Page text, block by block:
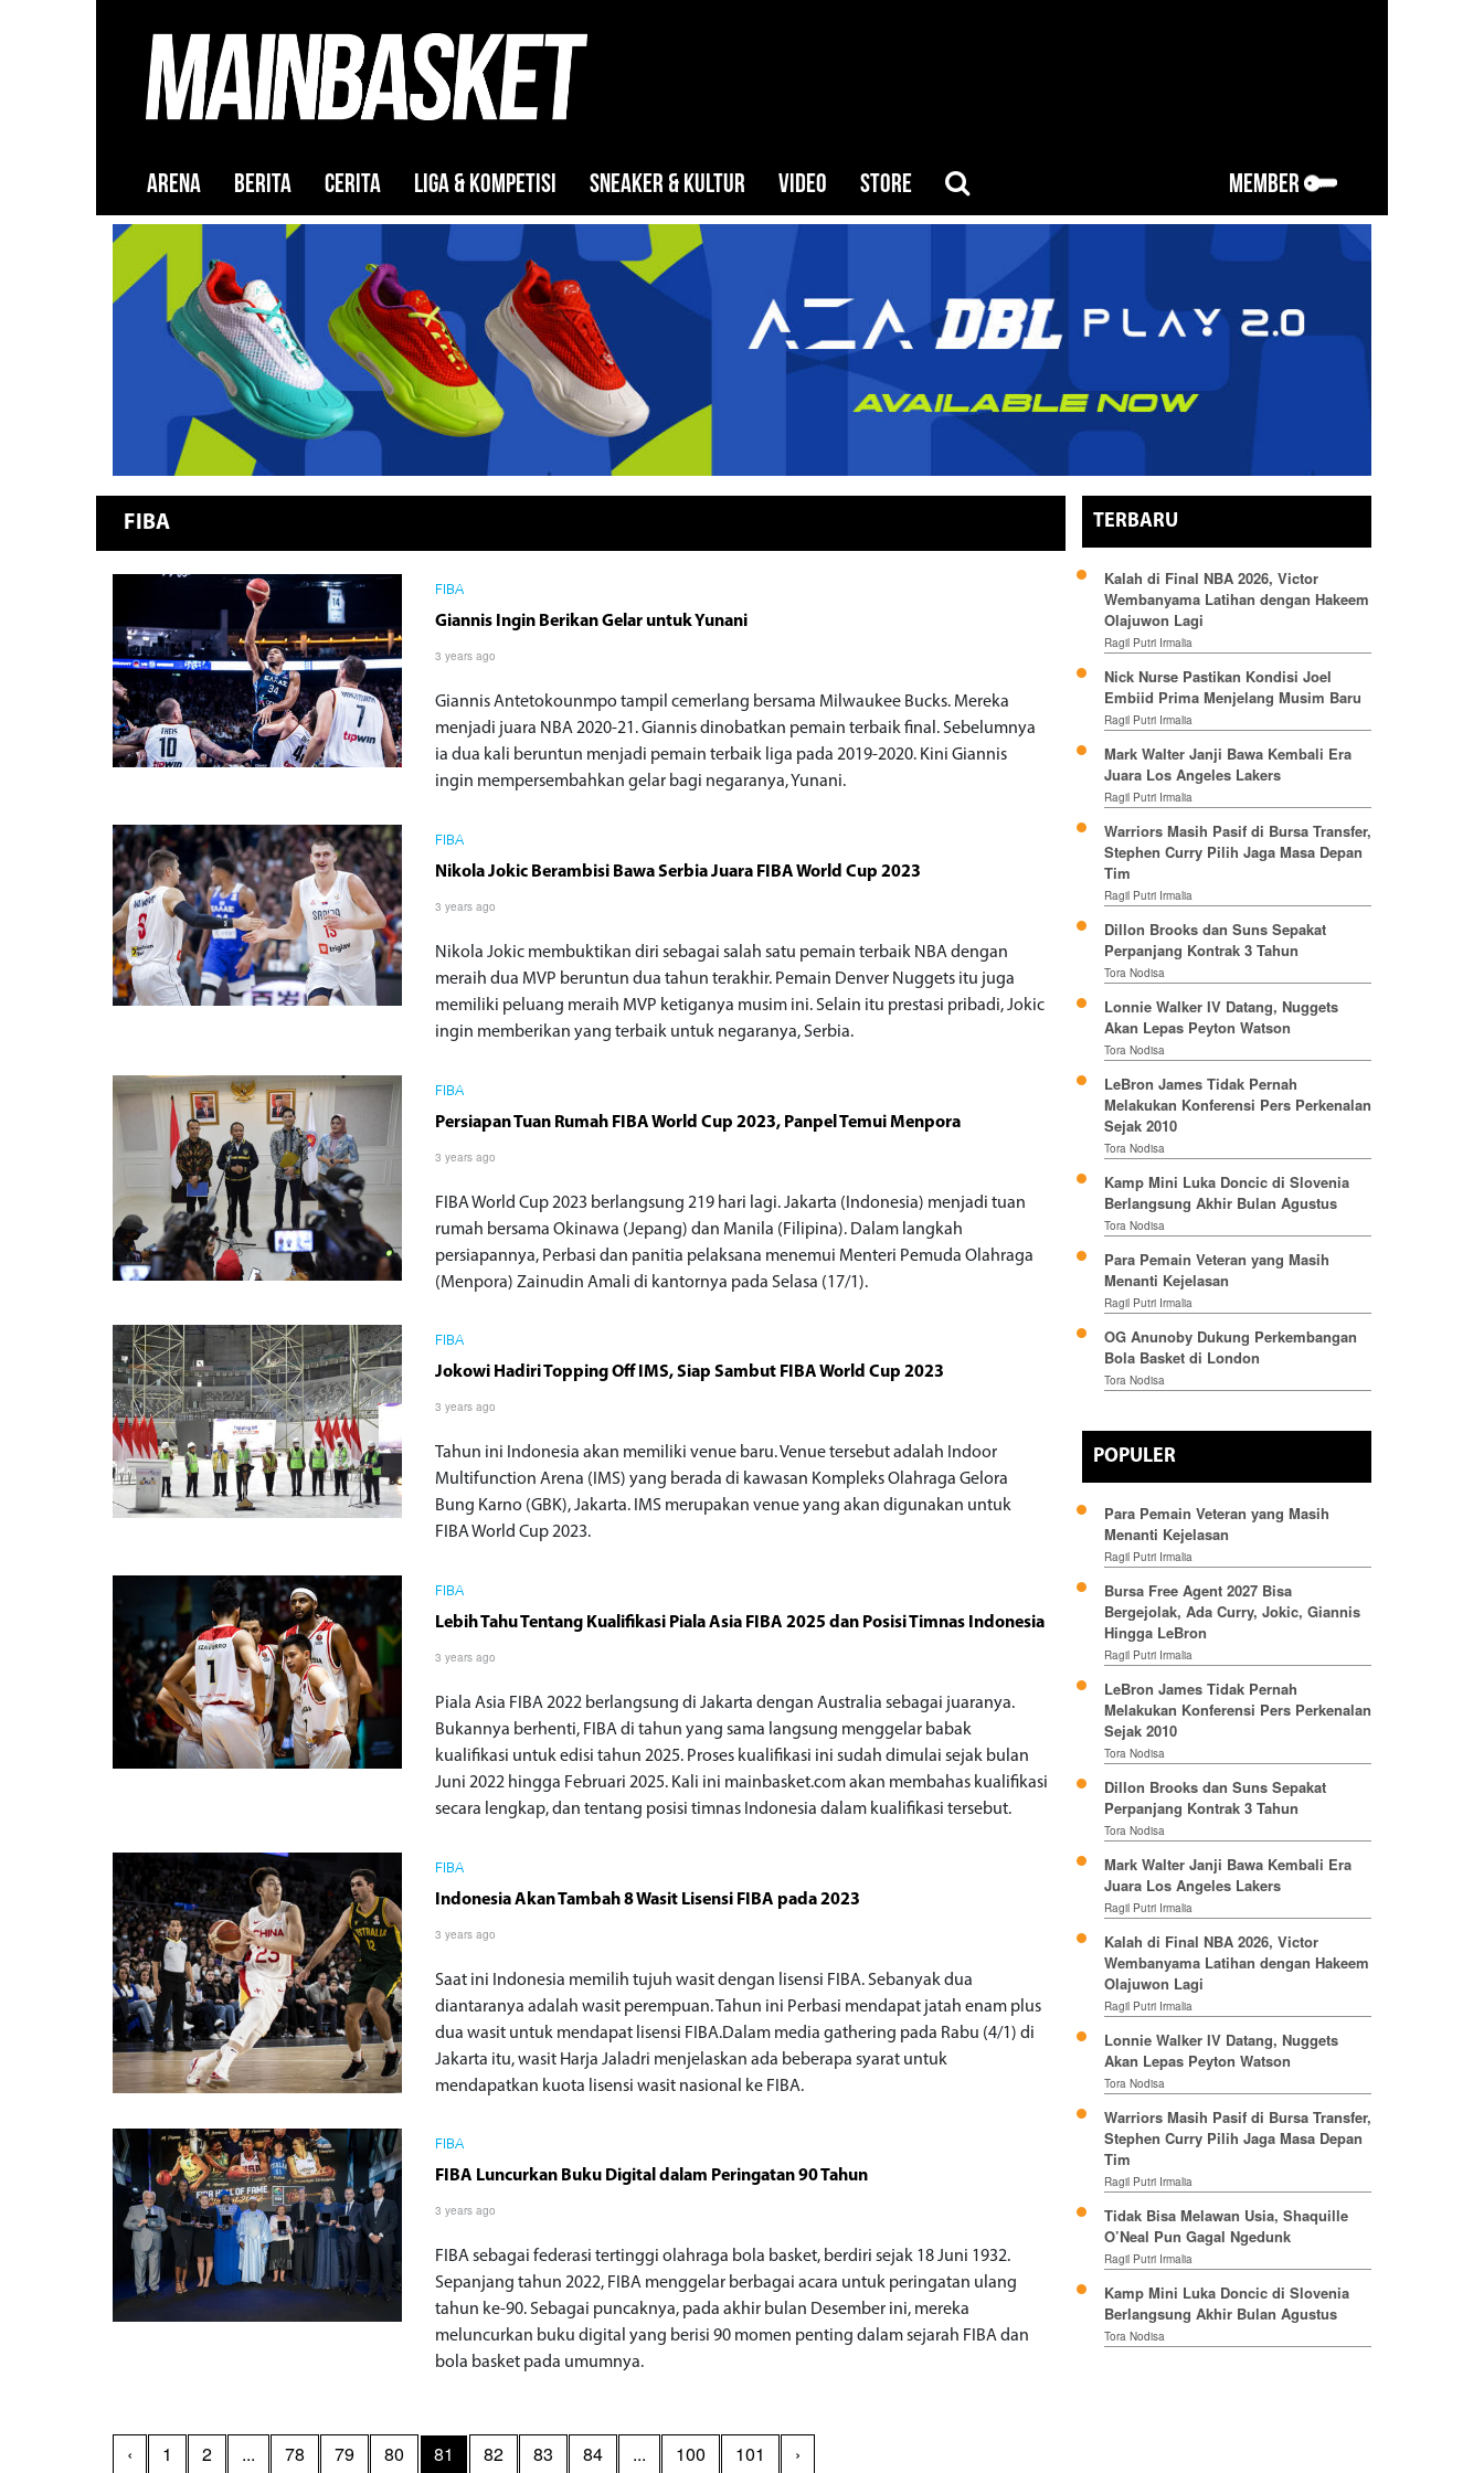
ARENA BERITA CERITA LIGA & KOMPETISI SNEAKER & KULTUR VIDEO STORE MEMBER
FIBA
FIBA
Giannis Ingin Berikan Gelar untuk Yunani
3 years ago
Giannis Antetokounmpo tampil cemerlang bersama Milwaukee Bucks. Mereka
menjadi juara NBA 2020-21. Giannis dinobatkan pemain terbaik final. Sebelumnya
ia dua kali beruntun menjadi pemain terbaik liga pada 2019-2020. Kini Giannis
ingin mempersembahkan gelar bagi negaranya, Yunani.
FIBA
Nikola Jokic Berambisi Bawa Serbia Juara FIBA World Cup 2023
3 years ago
Nikola Jokic membuktikan diri sebagai salah satu pemain terbaik NBA dengan
meraih dua MVP beruntun dua tahun terakhir. Pemain Denver Nuggets itu juga
memiliki peluang meraih MVP ketiganya musim ini. Selain itu prestasi pribadi, Jokic
ingin memberikan yang terbaik untuk negaranya, Serbia.
FIBA
Persiapan Tuan Rumah FIBA World Cup 2023, Panpel Temui Menpora
3 years ago
FIBA World Cup 2023 berlangsung 219 hari lagi. Jakarta (Indonesia) menjadi tuan
rumah bersama Okinawa (Jepang) dan Manila (Filipina). Dalam langkah
persiapannya, Perbasi dan panitia pelaksana menemui Menteri Pemuda Olahraga
(Menpora) Zainudin Amali di kantornya pada Selasa (17/1).
FIBA
Jokowi Hadiri Topping Off IMS, Siap Sambut FIBA World Cup 2023
3 years ago
Tahun ini Indonesia akan memiliki venue baru. Venue tersebut adalah Indoor
Multifunction Arena (IMS) yang berada di kawasan Kompleks Olahraga Gelora
Bung Karno (GBK), Jakarta. IMS merupakan venue yang akan digunakan untuk
FIBA World Cup 2023.
FIBA
Lebih Tahu Tentang Kualifikasi Piala Asia FIBA 2025 dan Posisi Timnas Indonesia
3 years ago
Piala Asia FIBA 2022 berlangsung di Jakarta dengan Australia sebagai juaranya.
Bukannya berhenti, FIBA di tahun yang sama langsung menggelar babak
kualifikasi untuk edisi tahun 2025. Proses kualifikasi ini sudah dimulai sejak bulan
Juni 2022 hingga Februari 2025. Kali ini mainbasket.com akan membahas kualifikasi
secara lengkap, dan tentang posisi timnas Indonesia dalam kualifikasi tersebut.
FIBA
Indonesia Akan Tambah 8 Wasit Lisensi FIBA pada 2023
3 years ago
Saat ini Indonesia memilih tujuh wasit dengan lisensi FIBA. Sebanyak dua
diantaranya adalah wasit perempuan. Tahun ini Perbasi mendapat jatah enam plus
dua wasit untuk mendapat lisensi FIBA.Dalam media gathering pada Rabu (4/1) di
Jakarta itu, wasit Harja Jaladri menjelaskan ada beberapa syarat untuk
mendapatkan kuota lisensi wasit nasional ke FIBA.
FIBA
FIBA Luncurkan Buku Digital dalam Peringatan 90 Tahun
3 years ago
FIBA sebagai federasi tertinggi olahraga bola basket, berdiri sejak 18 Juni 1932.
Sepanjang tahun 2022, FIBA menggelar berbagai acara untuk peringatan ulang
tahun ke-90. Sebagai puncaknya, pada akhir bulan Desember ini, mereka
meluncurkan buku digital yang berisi 90 momen penting dalam sejarah FIBA dan
bola basket pada umumnya.
‹ 1 2 ... 78 79 80 81 82 83 84 ... 100 101 ›
TERBARU
Kalah di Final NBA 2026, Victor
Wembanyama Latihan dengan Hakeem
Olajuwon Lagi
Ragil Putri Irmalia
Nick Nurse Pastikan Kondisi Joel
Embiid Prima Menjelang Musim Baru
Ragil Putri Irmalia
Mark Walter Janji Bawa Kembali Era
Juara Los Angeles Lakers
Ragil Putri Irmalia
Warriors Masih Pasif di Bursa Transfer,
Stephen Curry Pilih Jaga Masa Depan
Tim
Ragil Putri Irmalia
Dillon Brooks dan Suns Sepakat
Perpanjang Kontrak 3 Tahun
Tora Nodisa
Lonnie Walker IV Datang, Nuggets
Akan Lepas Peyton Watson
Tora Nodisa
LeBron James Tidak Pernah
Melakukan Konferensi Pers Perkenalan
Sejak 2010
Tora Nodisa
Kamp Mini Luka Doncic di Slovenia
Berlangsung Akhir Bulan Agustus
Tora Nodisa
Para Pemain Veteran yang Masih
Menanti Kejelasan
Ragil Putri Irmalia
OG Anunoby Dukung Perkembangan
Bola Basket di London
Tora Nodisa
POPULER
Para Pemain Veteran yang Masih
Menanti Kejelasan
Ragil Putri Irmalia
Bursa Free Agent 2027 Bisa
Bergejolak, Ada Curry, Jokic, Giannis
Hingga LeBron
Ragil Putri Irmalia
LeBron James Tidak Pernah
Melakukan Konferensi Pers Perkenalan
Sejak 2010
Tora Nodisa
Dillon Brooks dan Suns Sepakat
Perpanjang Kontrak 3 Tahun
Tora Nodisa
Mark Walter Janji Bawa Kembali Era
Juara Los Angeles Lakers
Ragil Putri Irmalia
Kalah di Final NBA 2026, Victor
Wembanyama Latihan dengan Hakeem
Olajuwon Lagi
Ragil Putri Irmalia
Lonnie Walker IV Datang, Nuggets
Akan Lepas Peyton Watson
Tora Nodisa
Warriors Masih Pasif di Bursa Transfer,
Stephen Curry Pilih Jaga Masa Depan
Tim
Ragil Putri Irmalia
Tidak Bisa Melawan Usia, Shaquille
O’Neal Pun Gagal Ngedunk
Ragil Putri Irmalia
Kamp Mini Luka Doncic di Slovenia
Berlangsung Akhir Bulan Agustus
Tora Nodisa